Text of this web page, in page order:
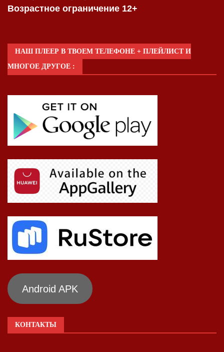
Возрастное ограничение 12+
НАШ ПЛЕЕР В ТВОЕМ ТЕЛЕФОНЕ + ПЛЕЙЛИСТ И
МНОГОЕ ДРУГОЕ :
Android APK
КОНТАКТЫ